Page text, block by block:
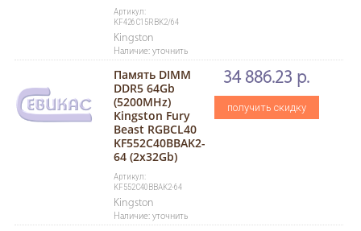
Артикул:
KF426C15RBK2/64
Kingston
Наличие: уточнить
Память DIMM
DDR5 64Gb
(5200MHz)
Kingston Fury
Beast RGBCL40
KF552C40BBAK2-
64 (2х32Gb)
Артикул:
KF552C40BBAK2-64
Kingston
Наличие: уточнить
34 886.23 р.
получить скидку